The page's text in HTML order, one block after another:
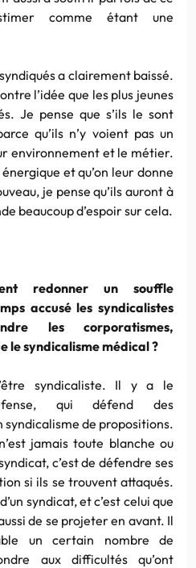
comme étant une
a clairement baissé.
l’idée que les plus jeunes
Je pense que s’ils le sont
qu’ils n’y voient pas un
environnement et le métier.
et qu’on leur donne
je pense qu’ils auront à
beaucoup d’espoir sur cela.
redonner un souffle
accusé les syndicalistes
les corporatismes,
le syndicalisme médical ?
syndicaliste. Il y a le
qui défend des
syndicalisme de propositions.
jamais toute blanche ou
c’est de défendre ses
si ils se trouvent attaqués.
syndicat, et c’est celui que
de se projeter en avant. Il
un certain nombre de
aux difficultés qu’ont